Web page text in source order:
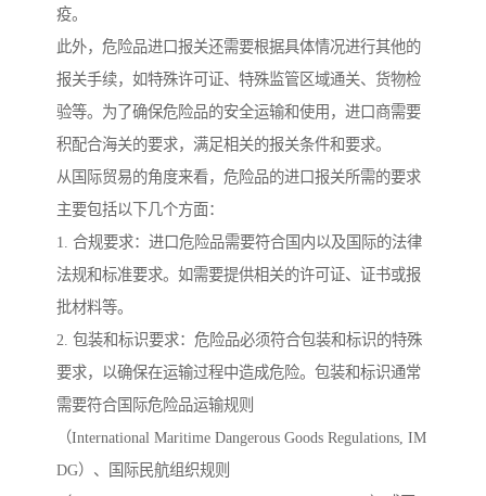
疫。
此外，危险品进口报关还需要根据具体情况进行其他的
报关手续，如特殊许可证、特殊监管区域通关、货物检
验等。为了确保危险品的安全运输和使用，进口商需要
积配合海关的要求，满足相关的报关条件和要求。
从国际贸易的角度来看，危险品的进口报关所需的要求
主要包括以下几个方面：
1. 合规要求：进口危险品需要符合国内以及国际的法律
法规和标准要求。如需要提供相关的许可证、证书或报
批材料等。
2. 包装和标识要求：危险品必须符合包装和标识的特殊
要求，以确保在运输过程中造成危险。包装和标识通常
需要符合国际危险品运输规则
（International Maritime Dangerous Goods Regulations, IM
DG）、国际民航组织规则